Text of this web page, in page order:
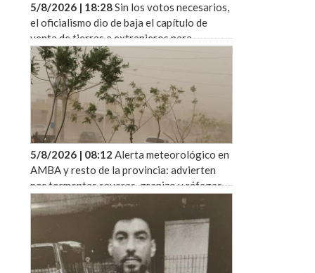
5/8/2026 | 18:28Sin los votos necesarios,
el oficialismo dio de baja el capítulo de
venta de tierras a extranjeros para
sostener la sesión en el Senado
5/8/2026 | 08:12 Alerta meteorológico en
AMBA y resto de la provincia: advierten
por tormentas severas, granizo y ráfagas
para este jueves